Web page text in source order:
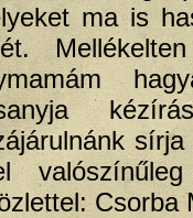
ma is
Csorba